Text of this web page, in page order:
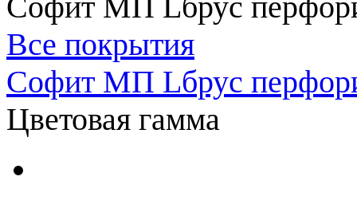
Все покрытия
Софит МП Lбрус
Цветовая гамма